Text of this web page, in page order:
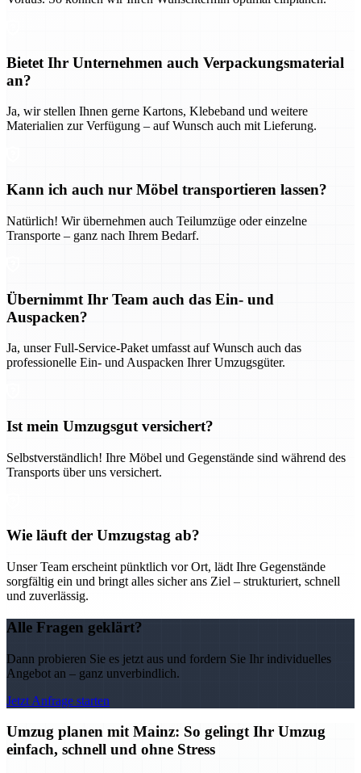
Bietet Ihr Unternehmen auch Verpackungsmaterial
an?
Ja, wir stellen Ihnen gerne Kartons, Klebeband und weitere
Materialien zur Verfügung – auf Wunsch auch mit Lieferung.
Kann ich auch nur Möbel transportieren lassen?
Natürlich! Wir übernehmen auch Teilumzüge oder einzelne
Transporte – ganz nach Ihrem Bedarf.
Übernimmt Ihr Team auch das Ein- und
Auspacken?
Ja, unser Full-Service-Paket umfasst auf Wunsch auch das
professionelle Ein- und Auspacken Ihrer Umzugsgüter.
Ist mein Umzugsgut versichert?
Selbstverständlich! Ihre Möbel und Gegenstände sind während des
Transports über uns versichert.
Wie läuft der Umzugstag ab?
Unser Team erscheint pünktlich vor Ort, lädt Ihre Gegenstände
sorgfältig ein und bringt alles sicher ans Ziel – strukturiert, schnell
und zuverlässig.
Alle Fragen geklärt?
Dann probieren Sie es jetzt aus und fordern Sie Ihr individuelles
Angebot an – ganz unverbindlich.
Jetzt Anfrage starten
Umzug planen mit Mainz: So gelingt Ihr Umzug
einfach, schnell und ohne Stress